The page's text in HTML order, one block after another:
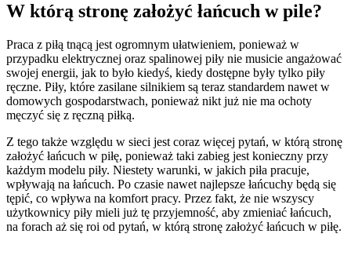
W którą stronę założyć łańcuch w pile?
Praca z piłą tnącą jest ogromnym ułatwieniem, ponieważ w
przypadku elektrycznej oraz spalinowej piły nie musicie angażować
swojej energii, jak to było kiedyś, kiedy dostępne były tylko piły
ręczne. Piły, które zasilane silnikiem są teraz standardem nawet w
domowych gospodarstwach, ponieważ nikt już nie ma ochoty
męczyć się z ręczną piłką.
Z tego także względu w sieci jest coraz więcej pytań, w którą stronę
założyć łańcuch w piłę, ponieważ taki zabieg jest konieczny przy
każdym modelu piły. Niestety warunki, w jakich piła pracuje,
wpływają na łańcuch. Po czasie nawet najlepsze łańcuchy będą się
tępić, co wpływa na komfort pracy. Przez fakt, że nie wszyscy
użytkownicy piły mieli już tę przyjemność, aby zmieniać łańcuch,
na forach aż się roi od pytań, w którą stronę założyć łańcuch w piłę.